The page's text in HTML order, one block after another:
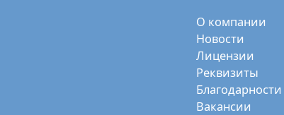
О компании
Новости
Лицензии
Реквизиты
Благодарности
Вакансии